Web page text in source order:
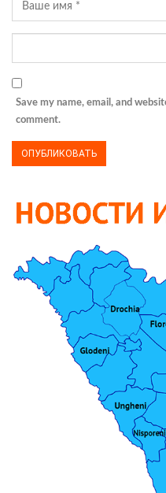
Save my name, email, and
comment.